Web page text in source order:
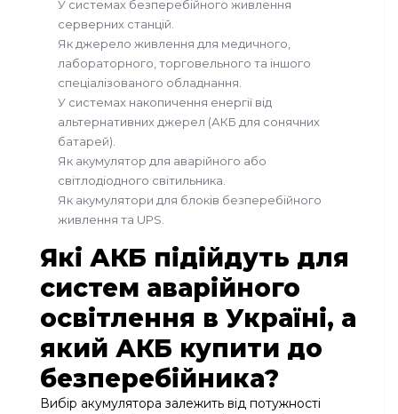
У системах безперебійного живлення
серверних станцій.
Як джерело живлення для медичного,
лабораторного, торговельного та іншого
спеціалізованого обладнання.
У системах накопичення енергії від
альтернативних джерел (АКБ для сонячних
батарей).
Як акумулятор для аварійного або
світлодіодного світильника.
Як акумулятори для блоків безперебійного
живлення та UPS.
Які АКБ підійдуть для
систем аварійного
освітлення в Україні, а
який АКБ купити до
безперебійника?
Вибір акумулятора залежить від потужності